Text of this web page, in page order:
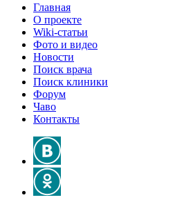
Главная
О проекте
Wiki-статьи
Фото и видео
Новости
Поиск врача
Поиск клиники
Форум
Чаво
Контакты